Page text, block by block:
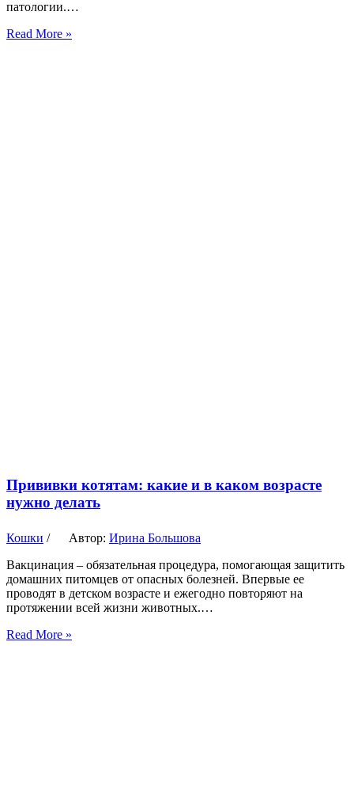
патологии.…
Read More »
Прививки котятам: какие и в каком возрасте
нужно делать
Кошки / Автор: Ирина Большова
Вакцинация – обязательная процедура, помогающая защитить
домашних питомцев от опасных болезней. Впервые ее
проводят в детском возрасте и ежегодно повторяют на
протяжении всей жизни животных.…
Read More »